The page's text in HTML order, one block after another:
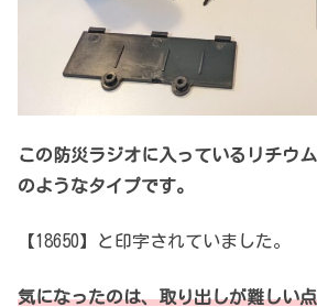
この防災ラジオに入っているリチウ
のようなタイプです。
【18650】と印字されていました。
気になったのは、取り出しが難しい